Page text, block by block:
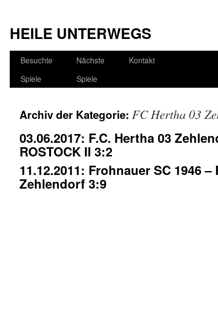
HEILE UNTERWEGS
Besuchte
Spiele
Nächste
Spiele
Kontakt
Archiv der Kategorie: FC Hertha 03
03.06.2017: F.C. Hertha 03
ROSTOCK II 3:2
11.12.2011: Frohnauer SC 1946 –
Zehlendorf 3:9